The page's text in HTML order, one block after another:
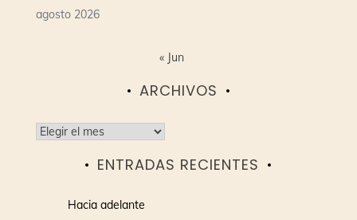
agosto 2026
« Jun
ARCHIVOS
Archivos
ENTRADAS RECIENTES
Hacia adelante